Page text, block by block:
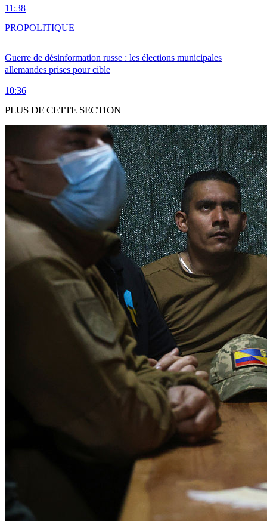
11:38
Guerre de désinformation russe : les élections municipales
allemandes prises pour cible
10:36
PROPOLITIQUE
PLUS DE CETTE SECTION